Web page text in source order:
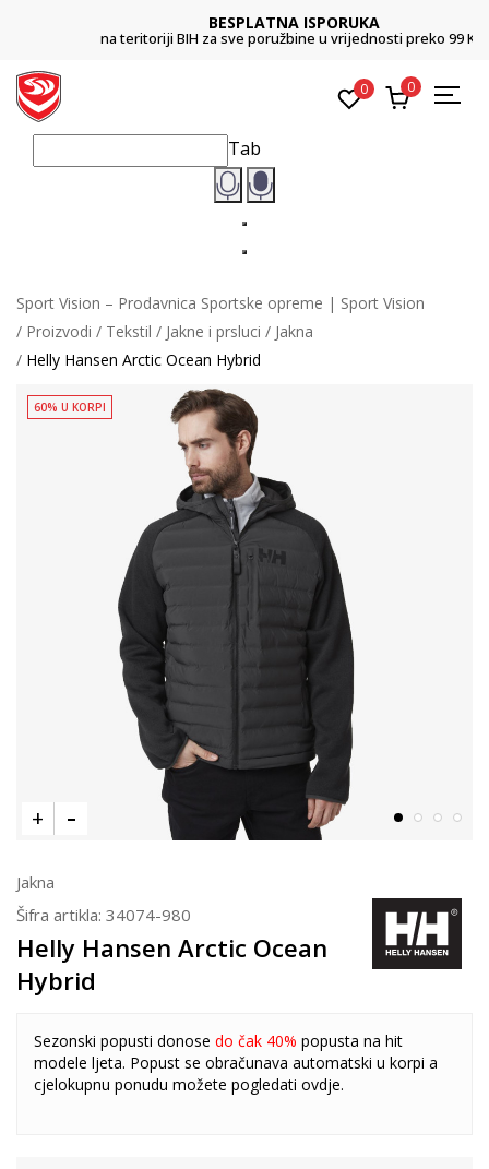
BESPLATNA ISPORUKA
na teritoriji BIH za sve poružbine u vrijednosti preko 99 KM
0 0
Tab
Sport Vision – Prodavnica Sportske opreme | Sport Vision
Proizvodi
Tekstil Jakne i prsluci
Jakna
Helly Hansen Arctic Ocean Hybrid
60% U KORPI
Jakna
Šifra artikla: 34074-980
Helly Hansen Arctic Ocean
Hybrid
Sezonski popusti donose do čak 40% popusta na hit
modele ljeta. Popust se obračunava automatski u korpi a
cjelokupnu ponudu možete pogledati ovdje.